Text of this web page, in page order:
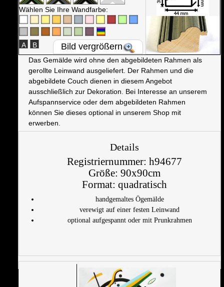
Wählen Sie Ihre Wandfarbe:
A B Bild vergrößern
Das Gemälde wird ohne den abgebildeten Rahmen als
gerollte Leinwand ausgeliefert. Der Rahmen und die
abgebildete Couch dienen in diesem Angebot
ausschließlich zur Dekoration. Bei Interesse an unserem
Aufspannservice oder dem abgebildeten Rahmen
können Sie dieses optional in unserem Shop mit
erwerben.
Details
Registriernummer: h94677
Größe: 90x90cm
Format: quadratisch
handgemaltes Ögemälde
verewigt auf einer festen Leinwand
optional aufgespannt oder mit Prunkrahmen